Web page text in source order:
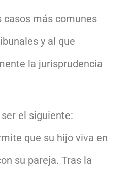
casos más comunes
y al que
la jurisprudencia
el siguiente:
que su hijo viva en
su pareja. Tras la